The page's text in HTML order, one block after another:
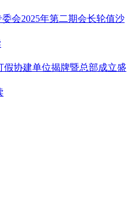
会2025年第二期会长轮值沙
假协建单位揭牌暨总部成立盛